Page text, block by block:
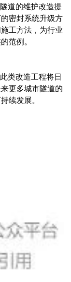
道的维护改造提
密封系统升级方
工方法，为行业
范例。
类改造工程将日
更多城市隧道的
续发展。